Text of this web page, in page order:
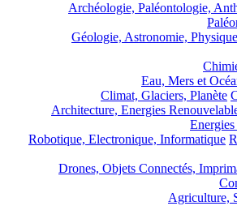
Archéologie, Paléontologie,
Géologie, Astronomie, Physique
Eau, Mers et
Climat, Glaciers, Planète
Architecture, Energies
Robotique, Electronique, Informatique
Drones, Objets Connectés,
Agriculture,